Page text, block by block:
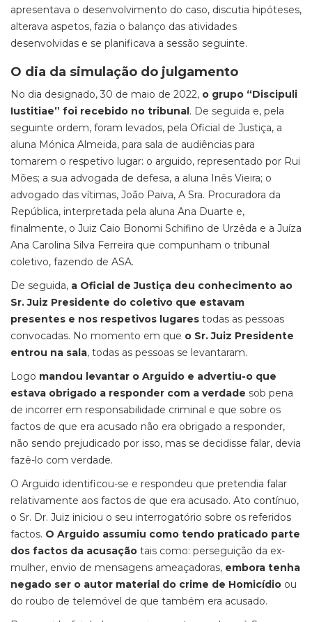
apresentava o desenvolvimento do caso, discutia hipóteses,
alterava aspetos, fazia o balanço das atividades
desenvolvidas e se planificava a sessão seguinte.
O dia da simulação do julgamento
No dia designado, 30 de maio de 2022, o grupo “Discipuli
Iustitiae” foi recebido no tribunal. De seguida e, pela
seguinte ordem, foram levados, pela Oficial de Justiça, a
aluna Mónica Almeida, para sala de audiências para
tomarem o respetivo lugar: o arguido, representado por Rui
Mões; a sua advogada de defesa, a aluna Inês Vieira; o
advogado das vítimas, João Paiva, A Sra. Procuradora da
República, interpretada pela aluna Ana Duarte e,
finalmente, o Juiz Caio Bonomi Schifino de Urzêda e a Juíza
Ana Carolina Silva Ferreira que compunham o tribunal
coletivo, fazendo de ASA.
De seguida, a Oficial de Justiça deu conhecimento ao
Sr. Juiz Presidente do coletivo que estavam
presentes e nos respetivos lugares todas as pessoas
convocadas. No momento em que o Sr. Juiz Presidente
entrou na sala, todas as pessoas se levantaram.
Logo mandou levantar o Arguido e advertiu-o que
estava obrigado a responder com a verdade sob pena
de incorrer em responsabilidade criminal e que sobre os
factos de que era acusado não era obrigado a responder,
não sendo prejudicado por isso, mas se decidisse falar, devia
fazê-lo com verdade.
O Arguido identificou-se e respondeu que pretendia falar
relativamente aos factos de que era acusado. Ato contínuo,
o Sr. Dr. Juiz iniciou o seu interrogatório sobre os referidos
factos. O Arguido assumiu como tendo praticado parte
dos factos da acusação tais como: perseguição da ex-
mulher, envio de mensagens ameaçadoras, embora tenha
negado ser o autor material do crime de Homicídio ou
do roubo de telemóvel de que também era acusado.